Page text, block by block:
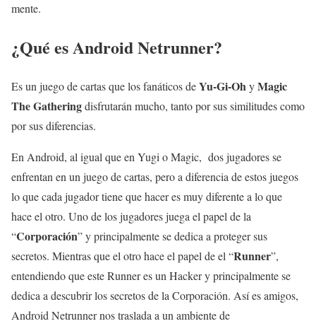
mente.
¿Qué es Android Netrunner?
Es un juego de cartas que los fanáticos deYu-Gi-OhyMagic
The Gatheringdisfrutarán mucho, tanto por sus similitudes como
por sus diferencias.
En Android, al igual que en Yugi o Magic, dos jugadores se
enfrentan en un juego de cartas, pero a diferencia de estos juegos
lo que cada jugador tiene que hacer es muy diferente a lo que
hace el otro. Uno de los jugadores juega el papel de la
“Corporación” y principalmente se dedica a proteger sus
secretos. Mientras que el otro hace el papel de el “Runner”,
entendiendo que este Runner es un Hacker y principalmente se
dedica a descubrir los secretos de la Corporación. Así es amigos,
Android Netrunner nos traslada a un ambiente de